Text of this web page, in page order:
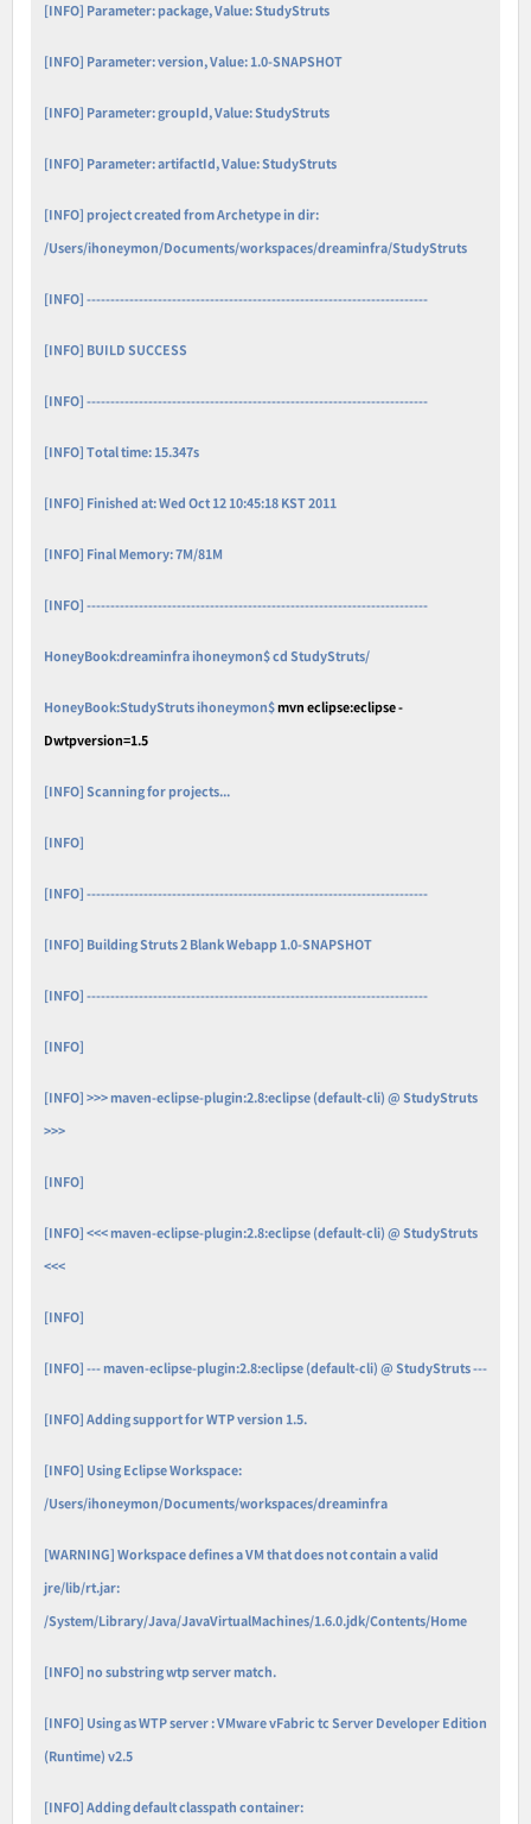
[INFO] Parameter: package, Value: StudyStruts
[INFO] Parameter: version, Value: 1.0-SNAPSHOT
[INFO] Parameter: groupId, Value: StudyStruts
[INFO] Parameter: artifactId, Value: StudyStruts
[INFO] project created from Archetype in dir:
/Users/ihoneymon/Documents/workspaces/dreaminfra/StudyStruts
[INFO] ------------------------------------------------------------------------
[INFO] BUILD SUCCESS
[INFO] ------------------------------------------------------------------------
[INFO] Total time: 15.347s
[INFO] Finished at: Wed Oct 12 10:45:18 KST 2011
[INFO] Final Memory: 7M/81M
[INFO] ------------------------------------------------------------------------
HoneyBook:dreaminfra ihoneymon$ cd StudyStruts/
HoneyBook:StudyStruts ihoneymon$mvn eclipse:eclipse -
Dwtpversion=1.5
[INFO] Scanning for projects...
[INFO]
[INFO] ------------------------------------------------------------------------
[INFO] Building Struts 2 Blank Webapp 1.0-SNAPSHOT
[INFO] ------------------------------------------------------------------------
[INFO]
[INFO] >>> maven-eclipse-plugin:2.8:eclipse (default-cli) @ StudyStruts
>>>
[INFO]
[INFO] <<< maven-eclipse-plugin:2.8:eclipse (default-cli) @ StudyStruts
<<<
[INFO]
[INFO] --- maven-eclipse-plugin:2.8:eclipse (default-cli) @ StudyStruts ---
[INFO] Adding support for WTP version 1.5.
[INFO] Using Eclipse Workspace:
/Users/ihoneymon/Documents/workspaces/dreaminfra
[WARNING] Workspace defines a VM that does not contain a valid
jre/lib/rt.jar:
/System/Library/Java/JavaVirtualMachines/1.6.0.jdk/Contents/Home
[INFO] no substring wtp server match.
[INFO] Using as WTP server : VMware vFabric tc Server Developer Edition
(Runtime) v2.5
[INFO] Adding default classpath container: